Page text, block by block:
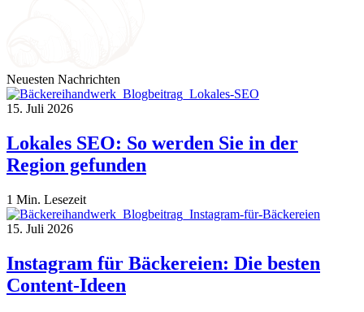
Neuesten Nachrichten
15. Juli 2026
Lokales SEO: So werden Sie in der
Region gefunden
1 Min. Lesezeit
15. Juli 2026
Instagram für Bäckereien: Die besten
Content-Ideen